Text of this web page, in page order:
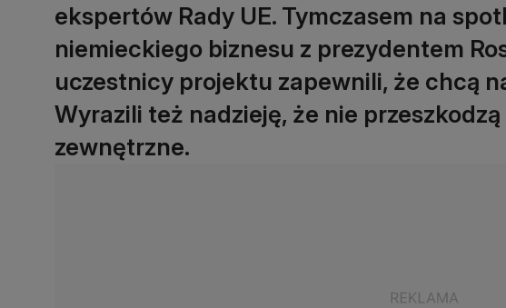
ekspertów Rady UE. Tymczasem na
niemieckiego biznesu z prezydentem
uczestnicy projektu zapewnili, że chcą
Wyrazili też nadzieję, że nie
zewnętrzne.